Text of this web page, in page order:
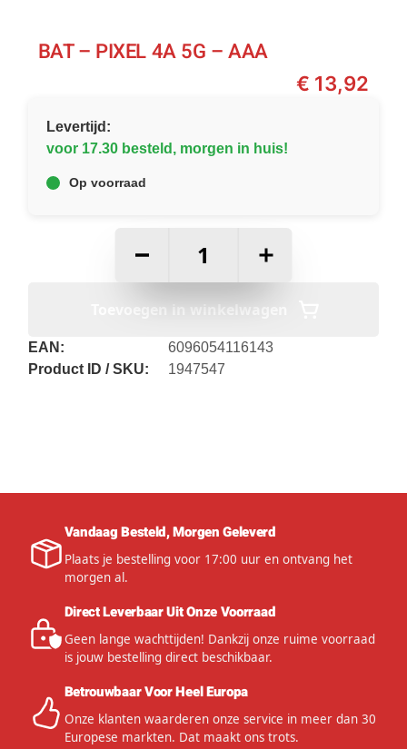
BAT – PIXEL 4A 5G – AAA
€ 13,92
Levertijd:
voor 17.30 besteld, morgen in huis!
Op voorraad
+
Toevoegen in winkelwagen
EAN:
6096054116143
Product ID / SKU:
1947547
Vandaag Besteld, Morgen Geleverd
Plaats je bestelling voor 17:00 uur en ontvang het
morgen al.
Direct Leverbaar Uit Onze Voorraad
Geen lange wachttijden! Dankzij onze ruime voorraad
is jouw bestelling direct beschikbaar.
Betrouwbaar Voor Heel Europa
Onze klanten waarderen onze service in meer dan 30
Europese markten. Dat maakt ons trots.